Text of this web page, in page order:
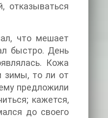
отказываться
что мешает
быстро. День
Кожа
зимы, то ли от
предложили
кажется,
до своего